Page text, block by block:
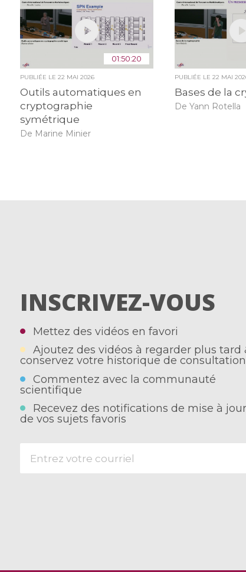
01:50:20
PUBLIÉE LE 22 MAI 2026
Outils automatiques en
cryptographie
symétrique
De Marine Minier
PUBLIÉE LE22 MAI
Bases de la
De Yann Rotella
INSCRIVEZ-VOUS
Mettez des vidéos en favori
Ajoutez des vidéos à regarder plus tard
conservez votre historique de consultation
Commentez avec la communauté
scientifique
Recevez des notifications de mise à jour
de vos sujets favoris